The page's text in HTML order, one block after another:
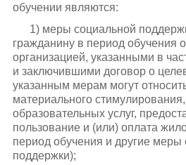
обучении являются:
1) меры социальной
гражданину в период обучения
организацией, указанными в
и заключившими договор о
указанным мерам могут
материального
образовательных услуг,
пользование и (или) оплата
период обучения и другие меры
поддержки);